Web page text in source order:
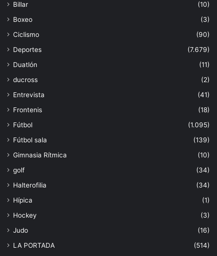
Billar
(10)
Boxeo
(3)
Ciclismo
(90)
Deportes
(7.679)
Duatlón
(11)
ducross
(2)
Entrevista
(41)
Frontenis
(18)
Fútbol
(1.095)
Fútbol sala
(139)
Gimnasia Rítmica
(10)
golf
(34)
Halterofilia
(34)
Hípica
(1)
Hockey
(3)
Judo
(16)
LA PORTADA
(514)